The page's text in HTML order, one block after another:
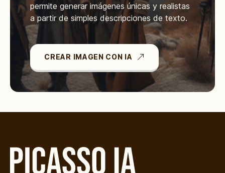
permite generar imágenes únicas y realistas
a partir de simples descripciones de texto.
CREAR IMAGEN CON IA